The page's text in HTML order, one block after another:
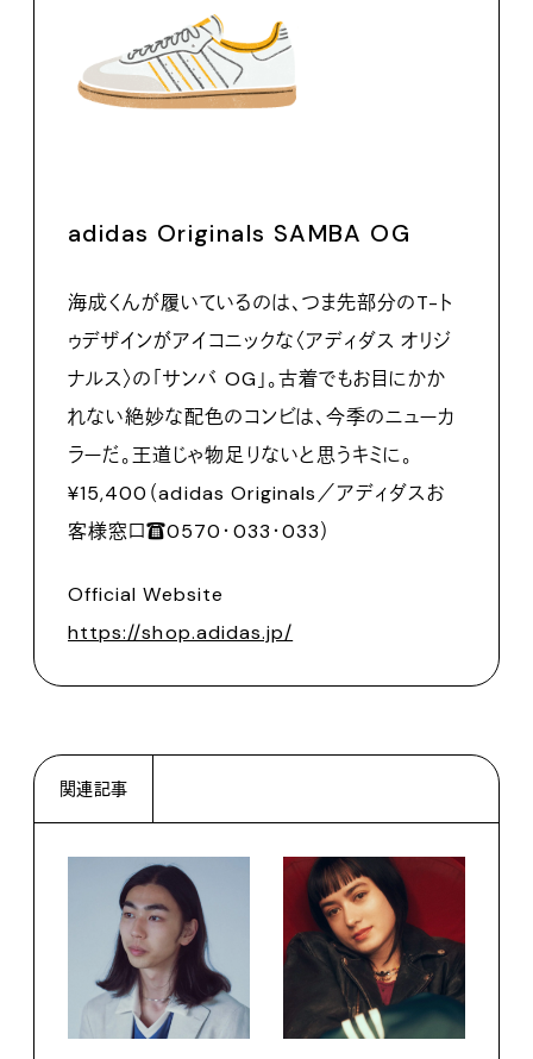
adidas Originals SAMBA OG
海成くんが履いているのは、つま先部分のT-ト
ゥデザインがアイコニックな〈アディダス オリジ
ナルス〉の「サンバ OG」。古着でもお目にかか
れない絶妙な配色のコンビは、今季のニューカ
ラーだ。王道じゃ物足りないと思うキミに。
¥15,400（adidas Originals／アディダスお
客様窓口☎️0570・033・033）
Official Website
https://shop.adidas.jp/
関連記事